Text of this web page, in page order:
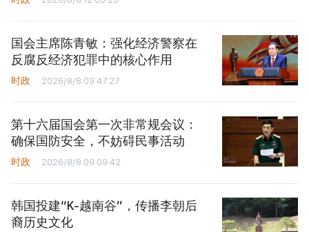
国会主席陈青敏：强化经济警察在
反腐反经济犯罪中的核心作用
时政 2026/8/8 09:47:27
第十六届国会第一次非常规会议：
确保国防安全，不妨碍民事活动
时政 2026/8/8 09:09:42
韩国投建“K-越南谷”，传播李朝后
裔历史文化